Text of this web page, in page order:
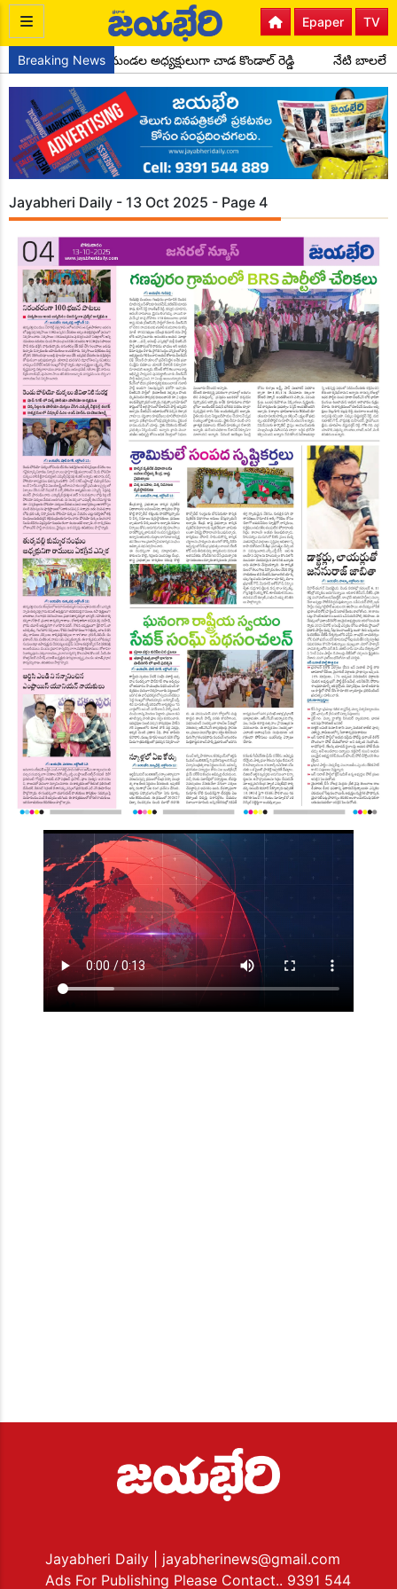
TV
Epaper
Breaking News
పార్టీ సైదాపూర్ మండల అధ్యక్షులుగా చాడ కొండాల్ రెడ్డి నేటి బాలలే
Jayabheri Daily - 13 Oct 2025 - Page 4
Jayabheri Daily
| jayabherinews@gmail.com
Ads For Publishing Please Contact.. 9391 544